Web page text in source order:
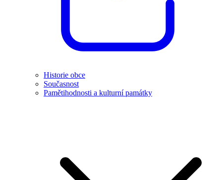
Historie obce
Současnost
Pamětihodnosti a kulturní památky